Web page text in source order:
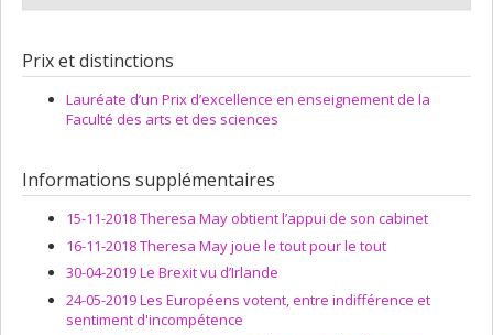
Prix et distinctions
Lauréate d’un Prix d’excellence en enseignement de la
Faculté des arts et des sciences
Informations supplémentaires
15-11-2018 Theresa May obtient l’appui de son cabinet
16-11-2018 Theresa May joue le tout pour le tout
30-04-2019 Le Brexit vu d’Irlande
24-05-2019 Les Européens votent, entre indifférence et
sentiment d'incompétence